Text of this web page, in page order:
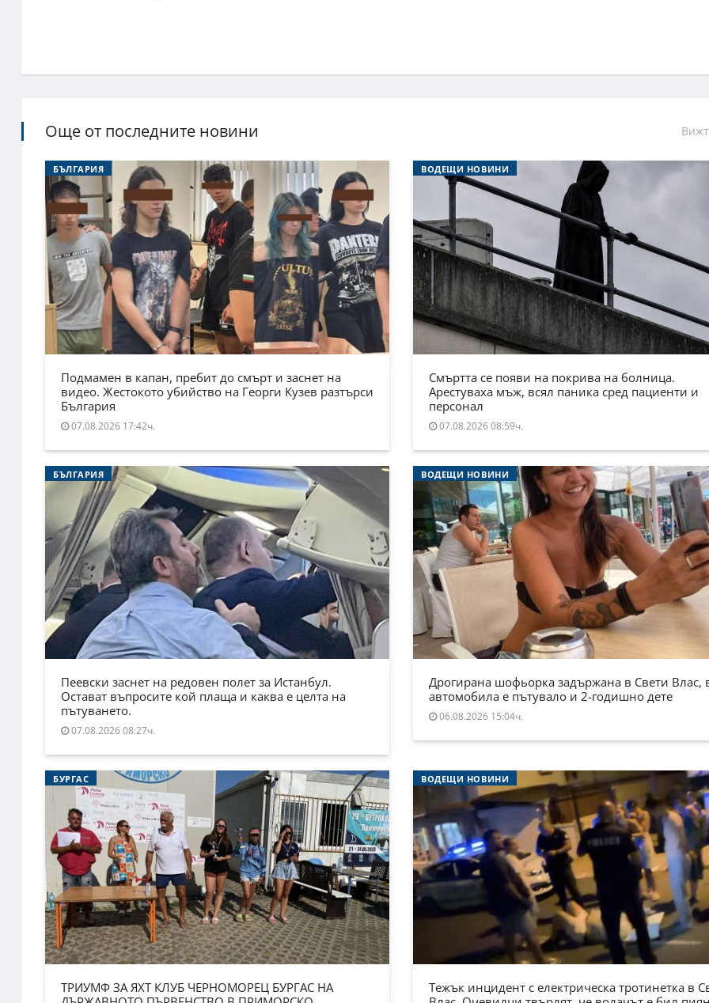
Още от последните новини
БЪЛГАРИЯ
Подмамен в капан, пребит до смърт и заснет на
видео. Жестокото убийство на Георги Кузев разтърси
България
07.08.2026 17:42ч.
ВОДЕЩИ НОВИНИ
Смъртта се появи на покрива на болница.
Арестуваха мъж, всял паника сред пациенти и
персонал
07.08.2026 08:59ч.
БЪЛГАРИЯ
Пеевски заснет на редовен полет за Истанбул.
Остават въпросите кой плаща и каква е целта на
пътуването.
07.08.2026 08:27ч.
ВОДЕЩИ НОВИНИ
Дрогирана шофьорка задържана в Свети Влас,
автомобила е пътувало и 2-годишно дете
06.08.2026 15:04ч.
БУРГАС
ТРИУМФ ЗА ЯХТ КЛУБ ЧЕРНОМОРЕЦ БУРГАС НА
ВОДЕЩИ НОВИНИ
Тежък инцидент с електрическа тротинетка в